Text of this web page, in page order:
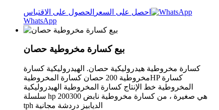
احصل على السعر الحصول على الاقتباس
WhatsApp
بيع كسارة مخروطية حصان
كسارة مخروطية هيدروليكية حصان. الهيدروليكية كسارة
مخروطية 200 حصان كسارة المخروطيةHP كسارة
المخروطية خط الإنتاج كسارة المخروطية الهيدروليكية
سلسلة hp هي صغيرة ، من كسارة مخروطية نابض 200300
tph الديابيز دردشة مجانية